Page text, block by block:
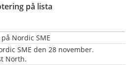
på lista
Nordic SME
SME den 28 november.
North.